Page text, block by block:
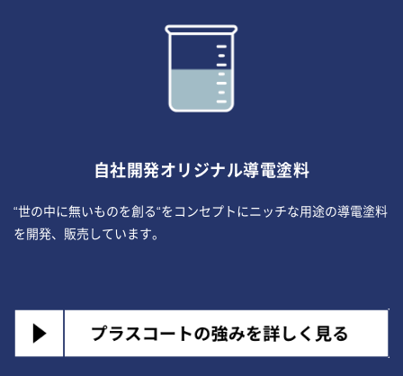
自社開発オリジナル導電塗料
“世の中に無いものを創る“をコンセプトにニッチな用途の導電塗料
を開発、販売しています。